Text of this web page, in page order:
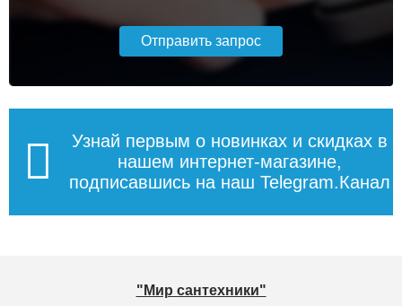
Узнай первым о новинках и скидках в
нашем интернет-магазине,
подписавшись на наш Telegram.Канал
"Мир сантехники"